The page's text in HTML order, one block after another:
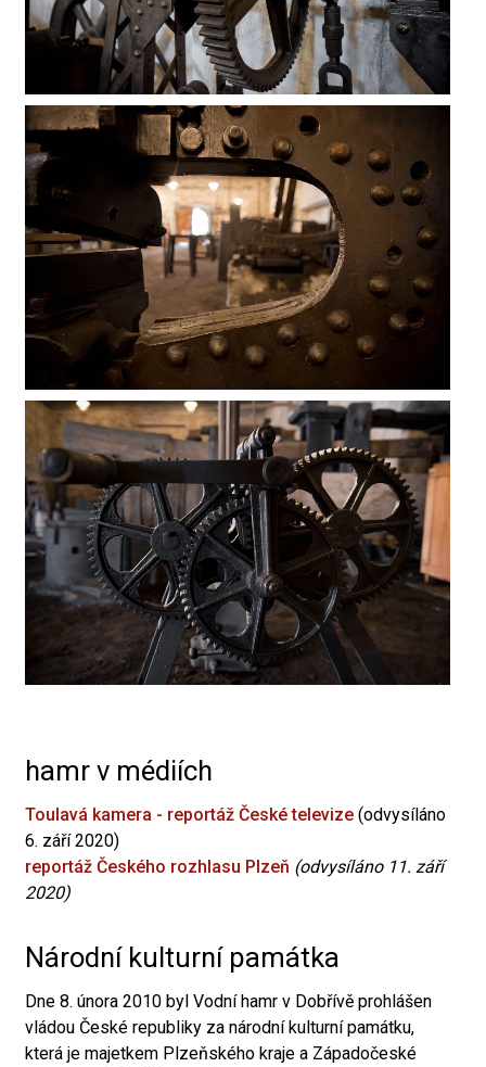
hamr v médiích
Toulavá kamera - reportáž České televize (odvysíláno
6. září 2020)
reportáž Českého rozhlasu Plzeň (odvysíláno 11. září
2020)
Národní kulturní památka
Dne 8. února 2010 byl Vodní hamr v Dobřívě prohlášen
vládou České republiky za národní kulturní památku,
která je majetkem Plzeňského kraje a Západočeské